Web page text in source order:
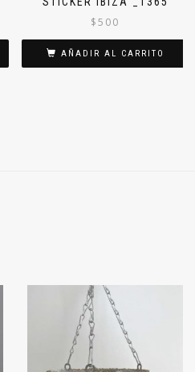
$500
AÑADIR AL CARRITO